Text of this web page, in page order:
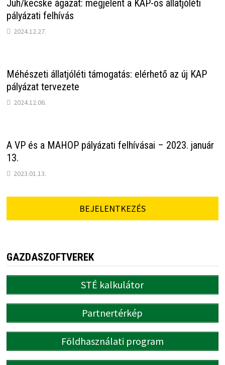
Juh/kecske ágazat: megjelent a KAP-os állatjóléti
pályázati felhívás
2024.12.27.
Méhészeti állatjóléti támogatás: elérhető az új KAP
pályázat tervezete
2024.12.06.
A VP és a MAHOP pályázati felhívásai – 2023. január
13.
2023.01.13.
BEJELENTKEZÉS
GAZDASZOFTVEREK
STÉ kalkulátor
Partnertérkép
Földhasználati program